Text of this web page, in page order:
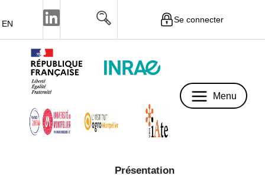
EN Se connecter
Menu
Présentation